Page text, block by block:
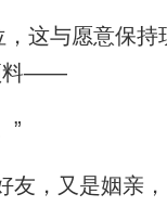
这与愿意保持
料——
”
友，又是姻亲